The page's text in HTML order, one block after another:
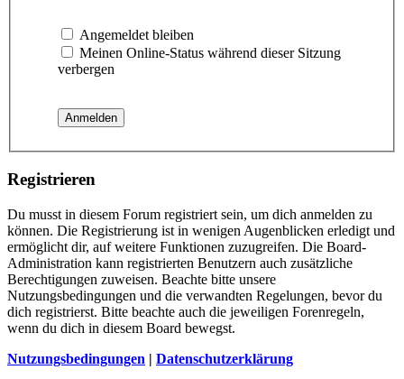
Angemeldet bleiben
Meinen Online-Status während dieser Sitzung
verbergen
Registrieren
Du musst in diesem Forum registriert sein, um dich anmelden zu
können. Die Registrierung ist in wenigen Augenblicken erledigt und
ermöglicht dir, auf weitere Funktionen zuzugreifen. Die Board-
Administration kann registrierten Benutzern auch zusätzliche
Berechtigungen zuweisen. Beachte bitte unsere
Nutzungsbedingungen und die verwandten Regelungen, bevor du
dich registrierst. Bitte beachte auch die jeweiligen Forenregeln,
wenn du dich in diesem Board bewegst.
Nutzungsbedingungen | Datenschutzerklärung